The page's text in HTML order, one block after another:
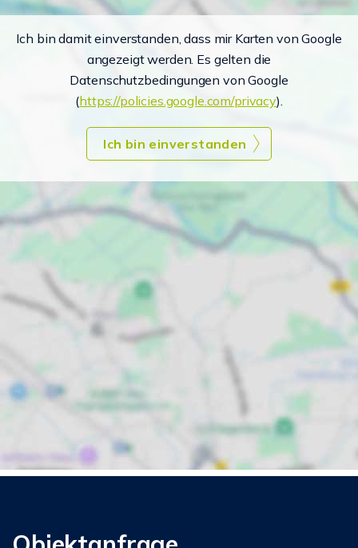
Ich bin damit einverstanden, dass mir Karten von Google
angezeigt werden. Es gelten die
Datenschutzbedingungen von Google
(https://policies.google.com/privacy).
Ich bin einverstanden